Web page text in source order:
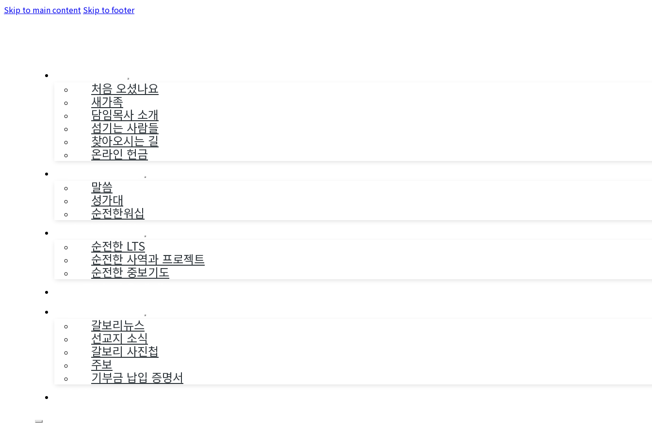
Skip to main content Skip to footer
처음 오셨나요
새가족
담임목사 소개
섬기는 사람들
찾아오시는 길
온라인 헌금
말씀
성가대
순전한워십
순전한 LTS
순전한 사역과 프로젝트
순전한 중보기도
갈보리뉴스
선교지 소식
갈보리 사진첩
주보
기부금 납입 증명서